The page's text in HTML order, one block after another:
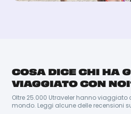
Da vera persona caraibica che si
stare in compagnia e trascinare i
avventure. Essendo nato e
Dominicana, Santos sa proprio
destinazione. Ovviamente la cosa
è ballare la salsa! Per lui è molto
COSA DICE CHI HA
VIAGGIATO CON
Oltre 25.000 Utraveler hanno viaggiato
mondo. Leggi alcune delle recensioni